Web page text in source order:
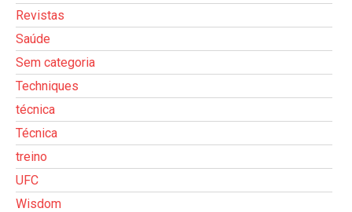
Revistas
Saúde
Sem categoria
Techniques
técnica
Técnica
treino
UFC
Wisdom